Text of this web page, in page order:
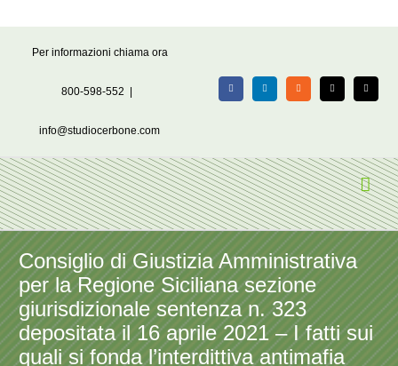
Per informazioni chiama ora
800-598-552
info@studiocerbone.com
FacebookLinkedIn Rss X Email
Consiglio di Giustizia Amministrativa
per la Regione Siciliana sezione
giurisdizionale sentenza n. 323
depositata il 16 aprile 2021 – I fatti sui
quali si fonda l’interdittiva antimafia